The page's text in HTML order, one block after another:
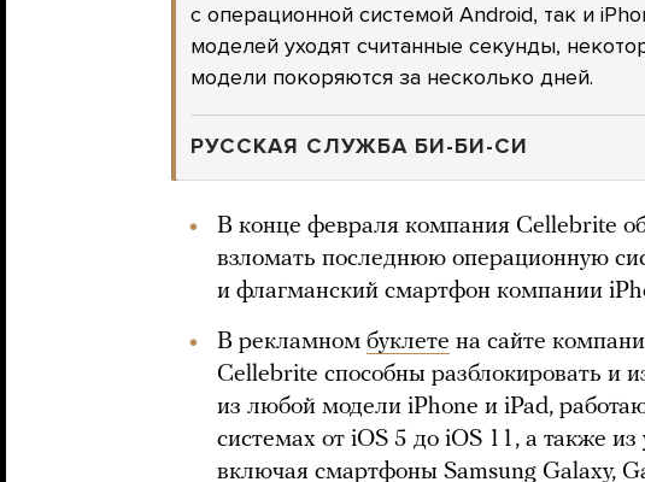
с операционной системой Android, так и
моделей уходят считанные секунды,
модели покоряются за несколько дней.
РУССКАЯ СЛУЖБА БИ-БИ-СИ
В конце февраля компания Cellebrite
взломать последнюю операционную
и флагманский смартфон компании
В рекламном буклете на сайте
Cellebrite способны разблокировать и
из любой модели iPhone и iPad,
системах от iOS 5 до iOS 11, а также из
включая смартфоны Samsung Galaxy,